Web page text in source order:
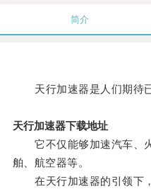
简介
天行加速器是人们期待已
天行加速器下载地址
它不仅能够加速汽车、
舶、航空器等。
在天行加速器的引领下，